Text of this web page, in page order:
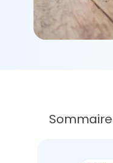
Sommaire